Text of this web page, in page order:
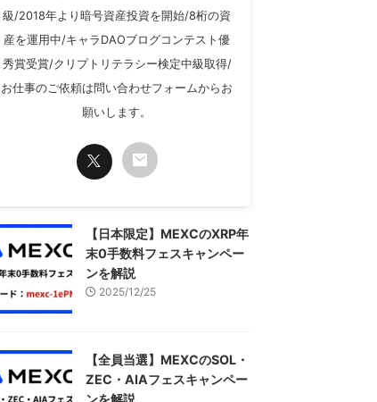
級/2018年より暗号資産投資を開始/8桁の資
産を運用中/キャラDAOブログコンテスト優
秀賞受賞/クリプトリテラシー検定中級取得/
お仕事のご依頼は問い合わせフォームからお
願いします。
【日本限定】MEXCのXRP年
末0手数料フェスキャンペー
ンを解説
2025/12/25
【全員当選】MEXCのSOL・
ZEC・AIAフェスキャンペー
ンを解説